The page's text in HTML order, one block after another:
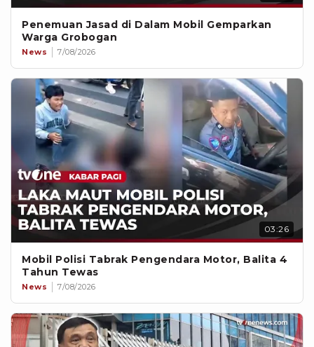
Penemuan Jasad di Dalam Mobil Gemparkan
Warga Grobogan
News 7/08/2026
03:26
Mobil Polisi Tabrak Pengendara Motor, Balita 4
Tahun Tewas
News 7/08/2026